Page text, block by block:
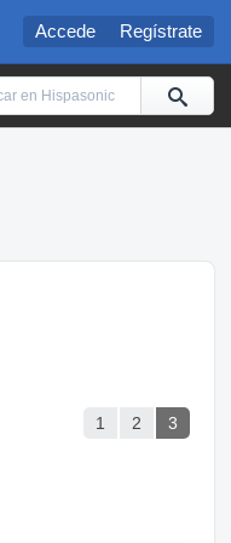
Accede Regístrate
1 2 3